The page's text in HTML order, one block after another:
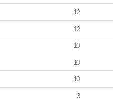
12
12
10
10
10
3